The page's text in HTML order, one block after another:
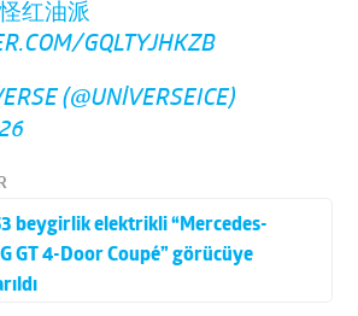
红油派
GQLTYJHKZB
(@UNIVERSEICE)
beygirlik elektrikli “Mercedes-
GT 4-Door Coupé” görücüye